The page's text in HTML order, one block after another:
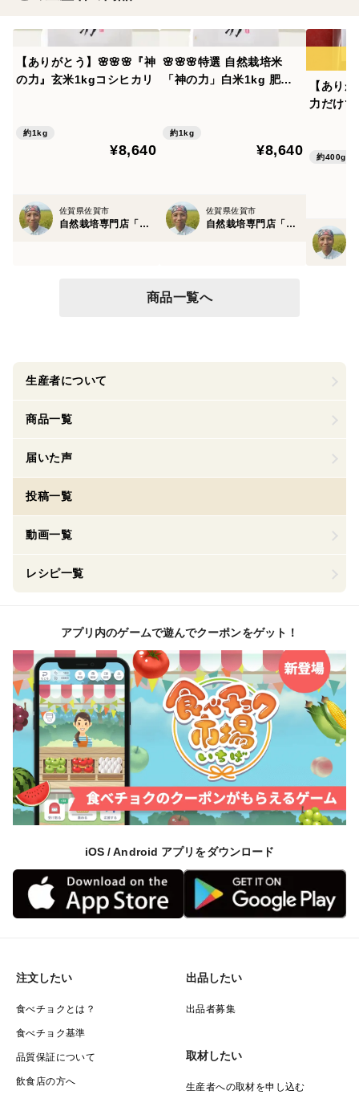
【ありがとう】🌸🌸🌸『神
の力』玄米1kgコシヒカリ
約1kg
¥8,640
佐賀県佐賀市
自然栽培専門店「自然栽培園北村」
🌸🌸🌸特選 自然栽培米
「神の力」白米1kg 肥
約1kg
¥8,640
佐賀県佐賀市
自然栽培専門店「自然栽培園北村」
【あり
力だけ
約400g
商品一覧へ
生産者について
商品一覧
届いた声
投稿一覧
動画一覧
レシピ一覧
アプリ内のゲームで遊んでクーポンをゲット！
iOS / Android アプリをダウンロード
注文したい
食べチョクとは？
食べチョク基準
品質保証について
飲食店の方へ
出品したい
出品者募集
取材したい
生産者への取材を申し込む